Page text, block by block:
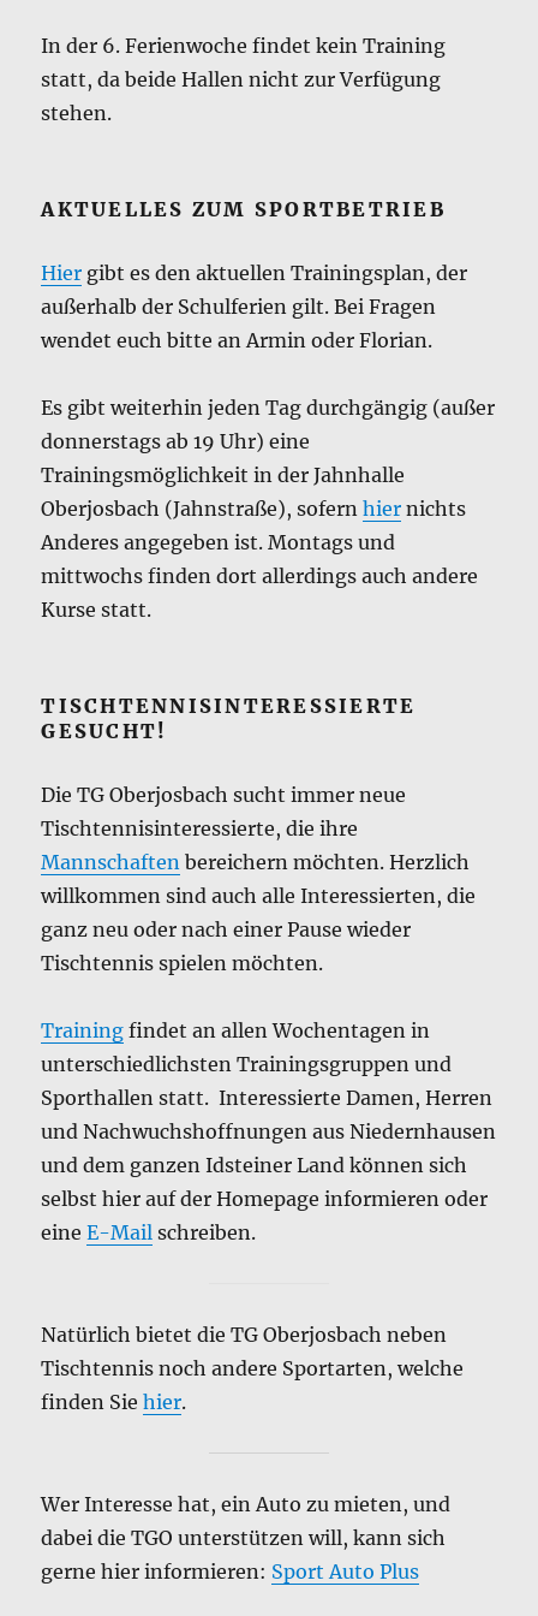
In der 6. Ferienwoche findet kein Training
statt, da beide Hallen nicht zur Verfügung
stehen.
AKTUELLES ZUM SPORTBETRIEB
Hier gibt es den aktuellen Trainingsplan, der
außerhalb der Schulferien gilt. Bei Fragen
wendet euch bitte an Armin oder Florian.
Es gibt weiterhin jeden Tag durchgängig (außer
donnerstags ab 19 Uhr) eine
Trainingsmöglichkeit in der Jahnhalle
Oberjosbach (Jahnstraße), sofernhier nichts
Anderes angegeben ist. Montags und
mittwochs finden dort allerdings auch andere
Kurse statt.
TISCHTENNISINTERESSIERTE
GESUCHT!
Die TG Oberjosbach sucht immer neue
Tischtennisinteressierte, die ihre
Mannschaften bereichern möchten. Herzlich
willkommen sind auch alle Interessierten, die
ganz neu oder nach einer Pause wieder
Tischtennis spielen möchten.
Training findet an allen Wochentagen in
unterschiedlichsten Trainingsgruppen und
Sporthallen statt. Interessierte Damen, Herren
und Nachwuchshoffnungen aus Niedernhausen
und dem ganzen Idsteiner Land können sich
selbst hier auf der Homepage informieren oder
eineE-Mail schreiben.
Natürlich bietet die TG Oberjosbach neben
Tischtennis noch andere Sportarten, welche
finden Siehier.
Wer Interesse hat, ein Auto zu mieten, und
dabei die TGO unterstützen will, kann sich
gerne hier informieren: Sport Auto Plus